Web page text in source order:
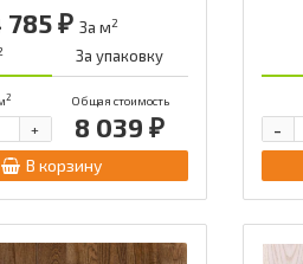
785 ₽ За м2
За упаковку
2 Общая стоимость
8 039 ₽
+
В корзину
-